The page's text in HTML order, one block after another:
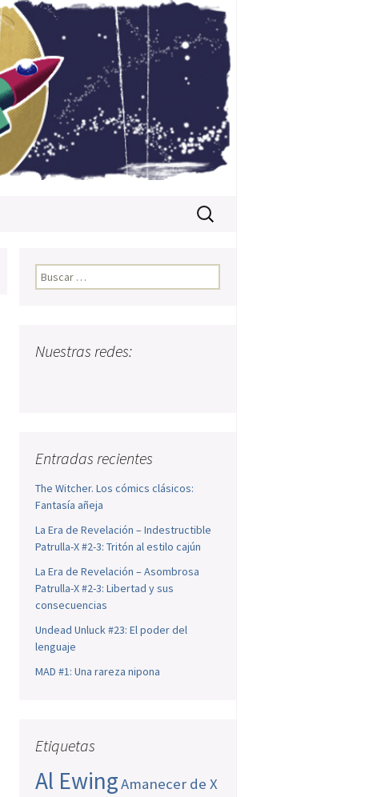
Buscar:
Buscar:
Nuestras redes:
Entradas recientes
The Witcher. Los cómics clásicos:
Fantasía añeja
La Era de Revelación – Indestructible
Patrulla-X #2-3: Tritón al estilo cajún
La Era de Revelación – Asombrosa
Patrulla-X #2-3: Libertad y sus
consecuencias
Undead Unluck #23: El poder del
lenguaje
MAD #1: Una rareza nipona
Etiquetas
Al EwingAmanecer de X